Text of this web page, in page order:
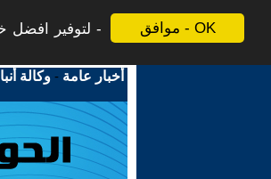
موافق - OK
لتوفير افضل
أخبار عامة -وكالة